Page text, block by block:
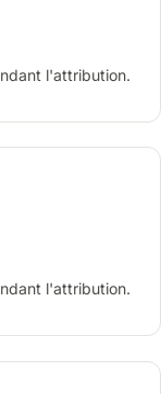
l'attribution.
l'attribution.